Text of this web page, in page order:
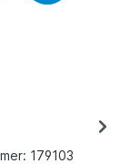
179103